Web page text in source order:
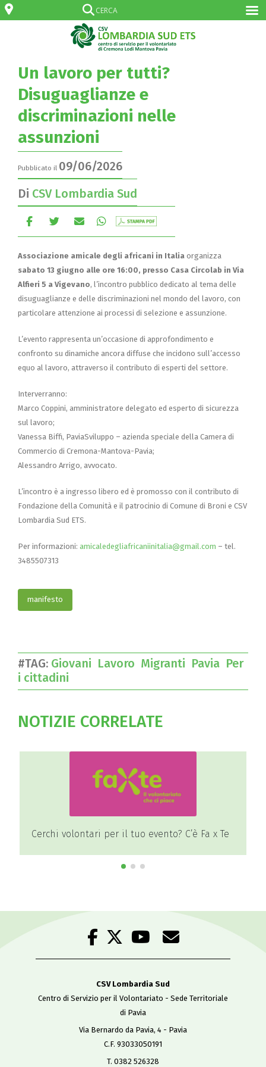
Un lavoro per tutti?
Disuguaglianze e
discriminazioni nelle
assunzioni
Pubblicato il 09/06/2026
Di CSV Lombardia Sud
Associazione amicale degli africani in Italia organizza
sabato 13 giugno alle ore 16:00, presso Casa Circolab in Via
Alfieri 5 a Vigevano, l’incontro pubblico dedicato al tema delle
disuguaglianze e delle discriminazioni nel mondo del lavoro, con
particolare attenzione ai processi di selezione e assunzione.
L’evento rappresenta un’occasione di approfondimento e
confronto su dinamiche ancora diffuse che incidono sull’accesso
equo al lavoro, attraverso il contributo di esperti del settore.
Interverranno:
Marco Coppini, amministratore delegato ed esperto di sicurezza
sul lavoro;
Vanessa Biffi, PaviaSviluppo – azienda speciale della Camera di
Commercio di Cremona-Mantova-Pavia;
Alessandro Arrigo, avvocato.
L’incontro è a ingresso libero ed è promosso con il contributo di
Fondazione della Comunità e il patrocinio di Comune di Broni e CSV
Lombardia Sud ETS.
Per informazioni: amicaledegliafricaniinitalia@gmail.com – tel.
3485507313
manifesto
#TAG: Giovani Lavoro Migranti Pavia Per
i cittadini
NOTIZIE CORRELATE
Cerchi volontari per il tuo evento? C’è Fa x Te
CSV Lombardia Sud
Centro di Servizio per il Volontariato - Sede Territoriale
di Pavia
Via Bernardo da Pavia, 4 - Pavia
C.F. 93033050191
T. 0382 526328